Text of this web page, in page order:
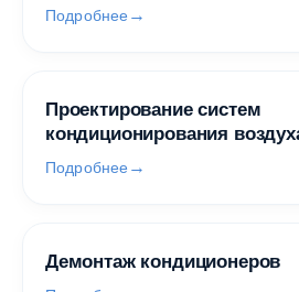
Подробнее
Проектирование систем
кондиционирования
Подробнее
Демонтаж кондиционеров